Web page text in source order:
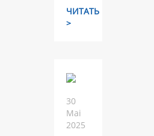
ЧИТАТЬ
>
30
Mai
2025